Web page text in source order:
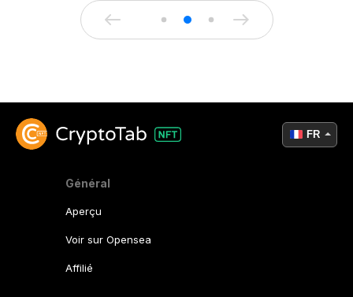
Général
Aperçu
Voir sur Opensea
Affilié
FR